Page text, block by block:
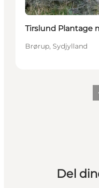
Tirslund Plantage
Brørup, Sydjylland
Del